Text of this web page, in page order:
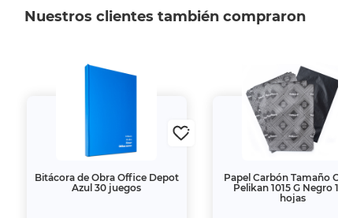
Nuestros clientes también compraron
Bitácora de Obra Office Depot
Azul 30 juegos
Papel Carbón Tamaño
Pelikan 1015 G Negro 100
hojas